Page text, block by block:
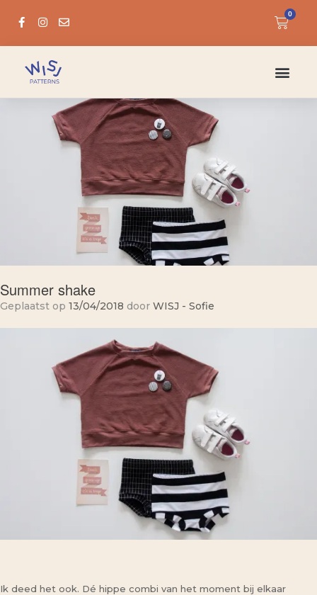
0
Summer shake
Geplaatst op 13/04/2018 door WISJ - Sofie
Ik deed het ook. Dé hippe combi van het moment bij elkaar